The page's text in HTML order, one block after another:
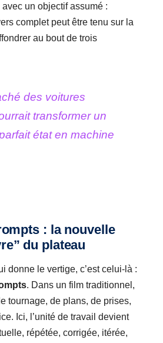
un objectif assumé :
complet peut être tenu sur la
au bout de trois
des voitures
transformer un
état en machine
: la nouvelle
du plateau
donne le vertige, c’est celui-là :
. Dans un film traditionnel,
tournage, de plans, de prises,
Ici, l’unité de travail devient
répétée, corrigée, itérée,